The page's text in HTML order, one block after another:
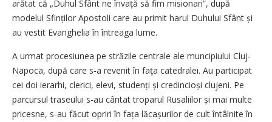
arătat că „Duhul Sfânt ne învață să fim misionari”, după
modelul Sfinților Apostoli care au primit harul Duhului Sfânt și
au vestit Evanghelia în întreaga lume.
A urmat procesiunea pe străzile centrale ale muncipiului Cluj-
Napoca, după care s-a revenit în faţa catedralei. Au participat
cei doi ierarhi, clerici, elevi, studenți și credincioși clujeni. Pe
parcursul traseului s-au cântat troparul Rusaliilor și mai multe
pricesne, s-au făcut opriri în fața lăcașurilor de cult întâlnite în